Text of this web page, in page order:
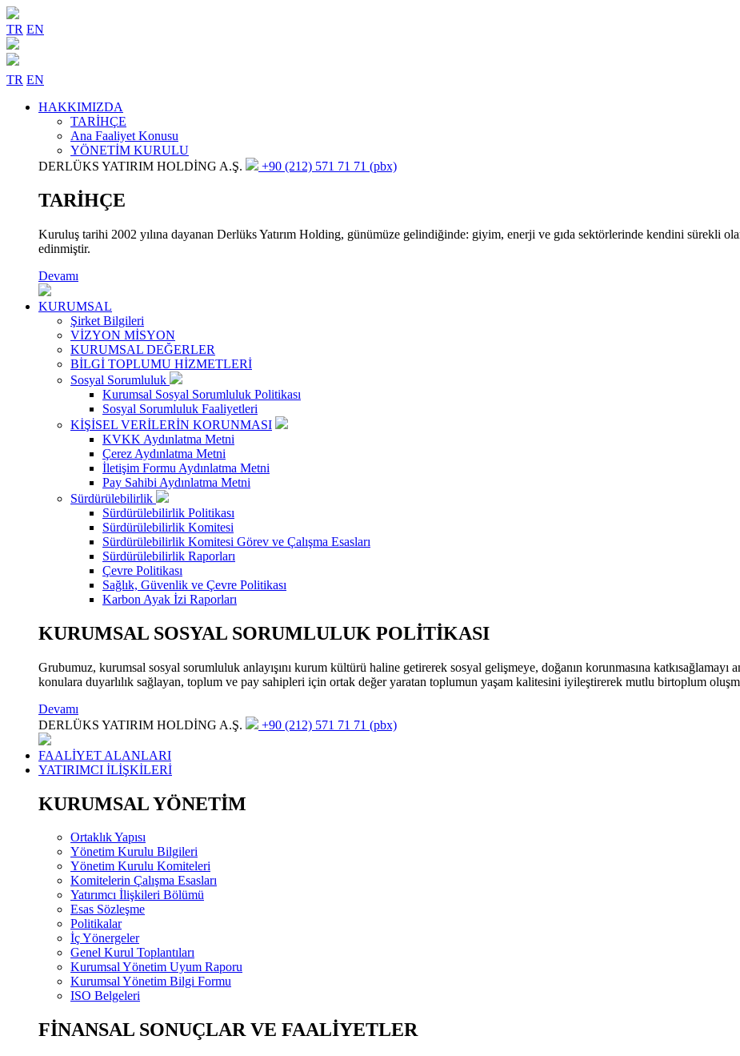
TR EN
TR EN
HAKKIMIZDA
TARİHÇE
Ana Faaliyet Konusu
YÖNETİM KURULU
DERLÜKS YATIRIM HOLDİNG A.Ş.
+90 (212) 571 71 71 (pbx)
TARİHÇE
Kuruluş tarihi 2002 yılına dayanan Derlüks Yatırım Holding, günümüze gelindiğinde: giyim, enerji ve gıda sektörlerinde kendini sürekli
edinmiştir.
Devamı
KURUMSAL
Şirket Bilgileri
VİZYON MİSYON
KURUMSAL DEĞERLER
BİLGİ TOPLUMU HİZMETLERİ
Sosyal Sorumluluk
Kurumsal Sosyal Sorumluluk Politikası
Sosyal Sorumluluk Faaliyetleri
KİŞİSEL VERİLERİN KORUNMASI
KVKK Aydınlatma Metni
Çerez Aydınlatma Metni
İletişim Formu Aydınlatma Metni
Pay Sahibi Aydınlatma Metni
Sürdürülebilirlik
Sürdürülebilirlik Politikası
Sürdürülebilirlik Komitesi
Sürdürülebilirlik Komitesi Görev ve Çalışma Esasları
Sürdürülebilirlik Raporları
Çevre Politikası
Sağlık, Güvenlik ve Çevre Politikası
Karbon Ayak İzi Raporları
KURUMSAL SOSYAL SORUMLULUK POLİTİKASI
Grubumuz, kurumsal sosyal sorumluluk anlayışını kurum kültürü haline getirerek sosyal gelişmeye, doğanın korunmasına katkısağlamayı
konulara duyarlılık sağlayan, toplum ve pay sahipleri için ortak değer yaratan toplumun yaşam kalitesini iyileştirerek mutlu birtoplum
Devamı
DERLÜKS YATIRIM HOLDİNG A.Ş.
+90 (212) 571 71 71 (pbx)
FAALİYET ALANLARI
YATIRIMCI İLİŞKİLERİ
KURUMSAL YÖNETİM
Ortaklık Yapısı
Yönetim Kurulu Bilgileri
Yönetim Kurulu Komiteleri
Komitelerin Çalışma Esasları
Yatırımcı İlişkileri Bölümü
Esas Sözleşme
Politikalar
İç Yönergeler
Genel Kurul Toplantıları
Kurumsal Yönetim Uyum Raporu
Kurumsal Yönetim Bilgi Formu
ISO Belgeleri
FİNANSAL SONUÇLAR VE FAALİYETLER